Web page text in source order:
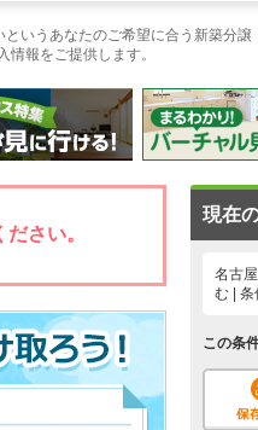
いうあなたのご希望に合う新築分
報をご提供します。
さい。
現在
名古
む |
この条